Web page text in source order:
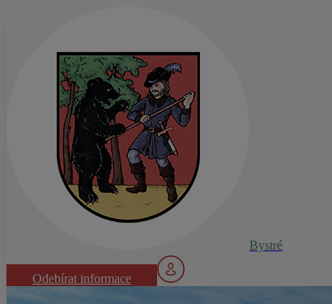
Bystré
Odebírat informace